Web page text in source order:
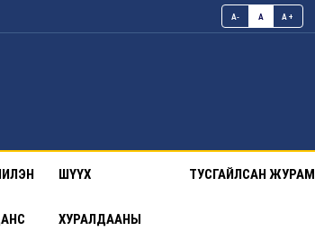
A- A A+
ШҮҮХ
ХУРАЛДААНЫ
ТУСГАЙЛСАН ЖУРАМ